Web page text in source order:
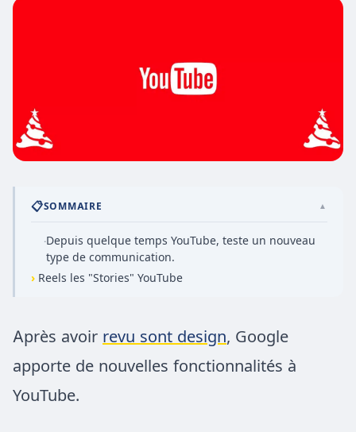
📋SOMMAIRE ▲
·Depuis quelque temps YouTube, teste un nouveau
type de communication.
› Reels les "Stories" YouTube
Après avoir revu sont design, Google
apporte de nouvelles fonctionnalités à
YouTube.